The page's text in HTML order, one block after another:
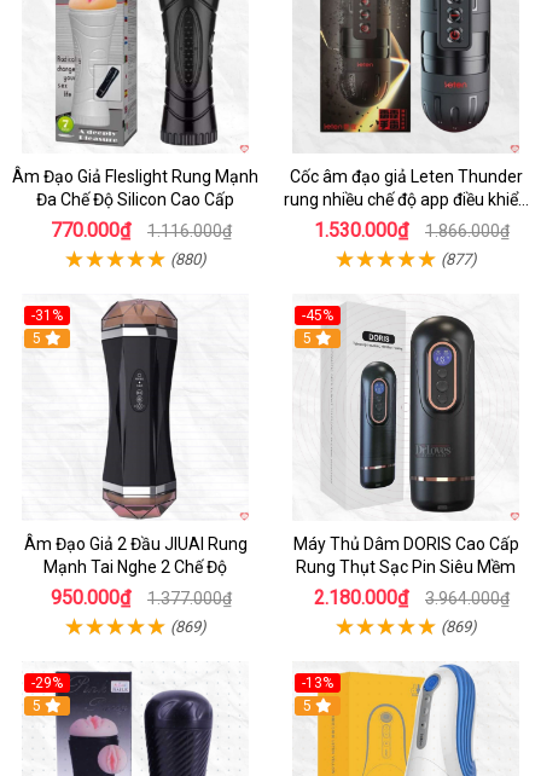
Âm Đạo Giả Fleslight Rung Mạnh
Đa Chế Độ Silicon Cao Cấp
770.000₫ 1.116.000₫
(880)
Cốc âm đạo giả Leten Thunder
rung nhiều chế độ app điều khiển
tiện lợi
1.530.000₫ 1.866.000₫
(877)
-31%
5
Âm Đạo Giả 2 Đầu JIUAI Rung
Mạnh Tai Nghe 2 Chế Độ
950.000₫ 1.377.000₫
(869)
-45%
Hot
5
Máy Thủ Dâm DORIS Cao Cấp
Rung Thụt Sạc Pin Siêu Mềm
2.180.000₫ 3.964.000₫
(869)
-29%
5
-13%
5